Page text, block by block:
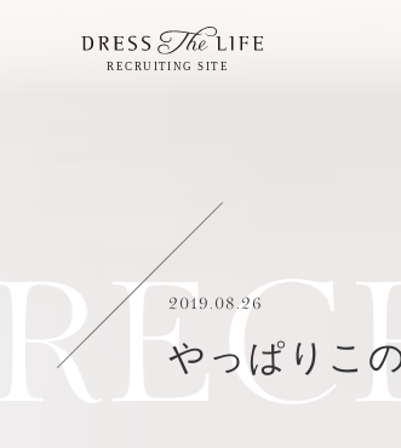
2019.08.26
やっぱりこ